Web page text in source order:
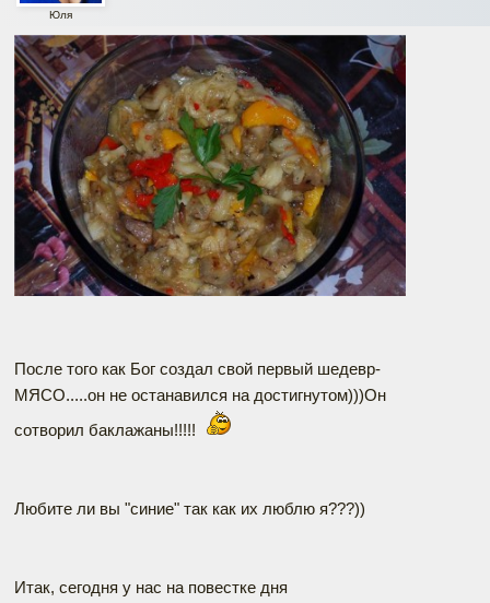
Юля
После того как Бог создал свой первый шедевр-
МЯСО.....он не останавился на достигнутом)))Он
сотворил баклажаны!!!!!
Любите ли вы "синие" так как их люблю я???))
Итак, сегодня у нас на повестке дня